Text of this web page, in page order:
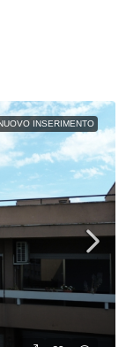
INSERIMENTO